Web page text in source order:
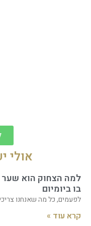
אולי
למה הצחוק הוא
בו ביומיום
לפעמים, כל מה שאנחנו
קרא עוד »